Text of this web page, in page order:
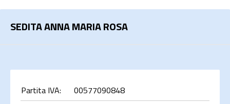
Cerca
SEDITA ANNA MARIA ROSA
Partita IVA:
00577090848